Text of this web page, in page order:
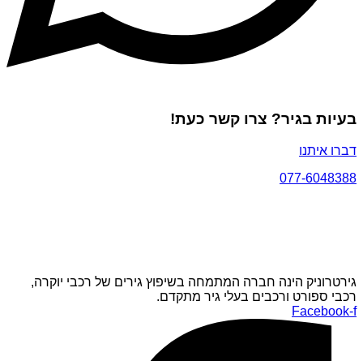
בעיות בגיר? צרו קשר כעת!
דברו איתנו
077-6048388
גירטרוניק הינה חברה המתמחה בשיפוץ גירים של רכבי יוקרה,
רכבי ספורט ורכבים בעלי גיר מתקדם.
Facebook-f